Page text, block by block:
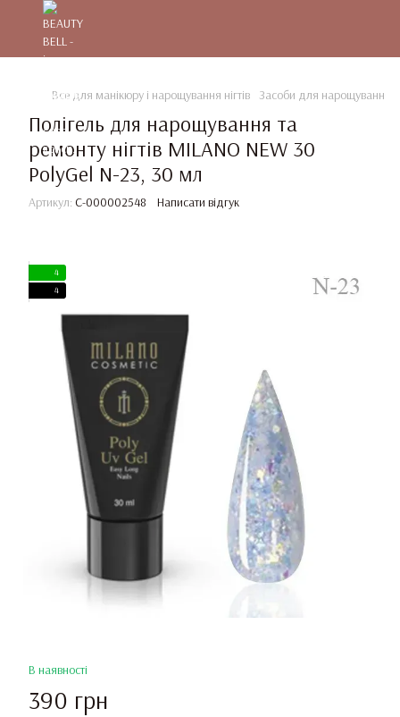
Все для манікюру і нарощування нігтів Засоби для нарощування та
Полігель для нарощування та
ремонту нігтів MILANO NEW 30
PolyGel N-23, 30 мл
Артикул: C-000002548 Написати відгук
4
4
В наявності
390 грн